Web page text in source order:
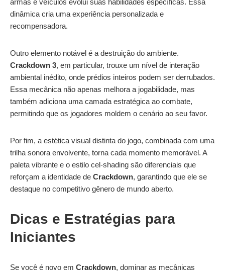
armas e veículos evolui suas habilidades específicas. Essa
dinâmica cria uma experiência personalizada e
recompensadora.
Outro elemento notável é a destruição do ambiente.
Crackdown 3, em particular, trouxe um nível de interação
ambiental inédito, onde prédios inteiros podem ser derrubados.
Essa mecânica não apenas melhora a jogabilidade, mas
também adiciona uma camada estratégica ao combate,
permitindo que os jogadores moldem o cenário ao seu favor.
Por fim, a estética visual distinta do jogo, combinada com uma
trilha sonora envolvente, torna cada momento memorável. A
paleta vibrante e o estilo cel-shading são diferenciais que
reforçam a identidade de Crackdown, garantindo que ele se
destaque no competitivo gênero de mundo aberto.
Dicas e Estratégias para
Iniciantes
Se você é novo em Crackdown, dominar as mecânicas